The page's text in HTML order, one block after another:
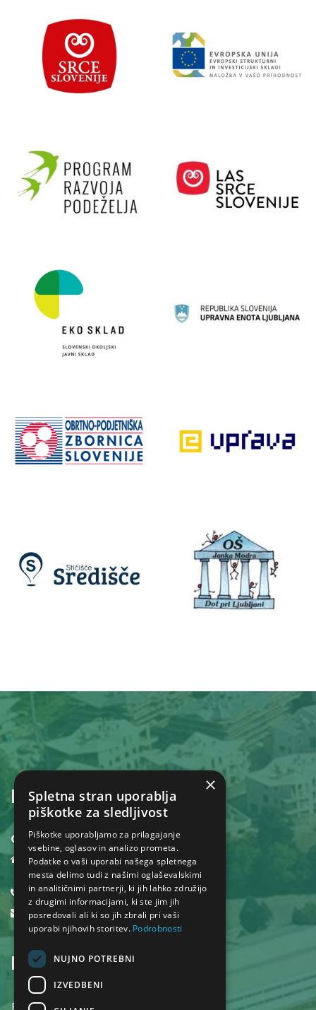
KONTAKT
Občina Dol pri Ljubljani
Dol pri Ljubljani 18,
1262 Dol pri Ljubljani
01 530 32 40
obcina@dol.si
INFORMACIJE
×
Spletna stran uporablja
piškotke za sledljivost
Piškotke uporabljamo za prilagajanje
vsebine, oglasov in analizo prometa.
Podatke o vaši uporabi našega spletnega
mesta delimo tudi z našimi oglaševalskimi
in analitičnimi partnerji, ki jih lahko združijo
z drugimi informacijami, ki ste jim jih
posredovali ali ki so jih zbrali pri vaši
uporabi njihovih storitev. Podrobnosti
NUJNO POTREBNI
IZVEDBENI